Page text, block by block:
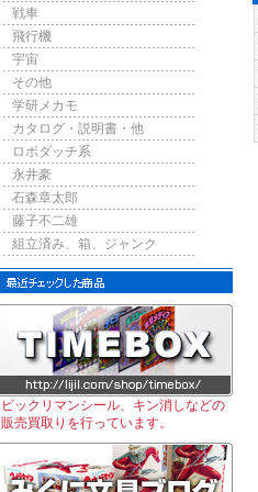
戦車
飛行機
宇宙
その他
学研メカモ
カタログ・説明書・他
ロボダッチ系
永井豪
石森章太郎
藤子不二雄
組立済み、箱、ジャンク
ビックリマンシール、キン消しなどの
販売買取りを行っています。